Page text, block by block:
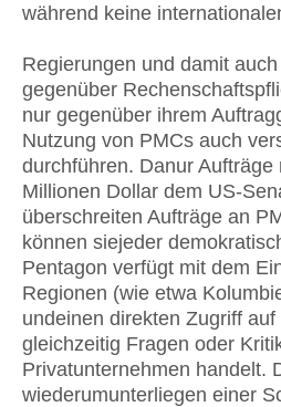
während keine
Regierungen und damit
gegenüber
nur gegenüber ihrem
Nutzung von PMCs auch
durchführen. Danur
Millionen Dollar dem US-
überschreiten Aufträge an
können siejeder
Pentagon verfügt mit dem
Regionen (wie etwa
undeinen direkten Zugriff
gleichzeitig Fragen oder
Privatunternehmen handelt.
wiederumunterliegen einer